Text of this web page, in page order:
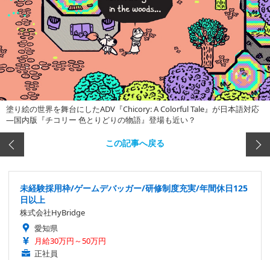
塗り絵の世界を舞台にしたADV『Chicory: A Colorful Tale』が日本語対応
―国内版『チコリー 色とりどりの物語』登場も近い？
この記事へ戻る
未経験採用枠/ゲームデバッガー/研修制度充実/年間休日125
日以上
株式会社HyBridge
愛知県
月給30万円～50万円
正社員